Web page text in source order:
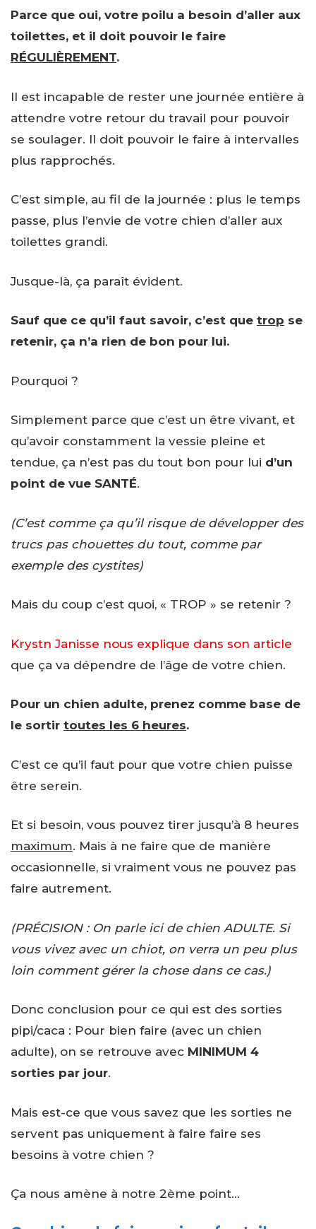
Parce que oui, votre poilu a besoin d’aller aux
toilettes, et il doit pouvoir le faire
RÉGULIÈREMENT.
Il est incapable de rester une journée entière à
attendre votre retour du travail pour pouvoir
se soulager. Il doit pouvoir le faire à intervalles
plus rapprochés.
C’est simple, au fil de la journée : plus le temps
passe, plus l’envie de votre chien d’aller aux
toilettes grandi.
Jusque-là, ça paraît évident.
Sauf que ce qu’il faut savoir, c’est que trop se
retenir, ça n’a rien de bon pour lui.
Pourquoi ?
Simplement parce que c’est un être vivant, et
qu’avoir constamment la vessie pleine et
tendue, ça n’est pas du tout bon pour lui d’un
point de vue SANTÉ.
(C’est comme ça qu’il risque de développer des
trucs pas chouettes du tout, comme par
exemple des cystites)
Mais du coup c’est quoi, « TROP » se retenir ?
Krystn Janisse nous explique dans son article
que ça va dépendre de l’âge de votre chien.
Pour un chien adulte, prenez comme base de
le sortir toutes les 6 heures.
C’est ce qu’il faut pour que votre chien puisse
être serein.
Et si besoin, vous pouvez tirer jusqu’à 8 heures
maximum. Mais à ne faire que de manière
occasionnelle, si vraiment vous ne pouvez pas
faire autrement.
(PRÉCISION : On parle ici de chien ADULTE. Si
vous vivez avec un chiot, on verra un peu plus
loin comment gérer la chose dans ce cas.)
Donc conclusion pour ce qui est des sorties
pipi/caca : Pour bien faire (avec un chien
adulte), on se retrouve avec MINIMUM 4
sorties par jour.
Mais est-ce que vous savez que les sorties ne
servent pas uniquement à faire faire ses
besoins à votre chien ?
Ça nous amène à notre 2ème point…